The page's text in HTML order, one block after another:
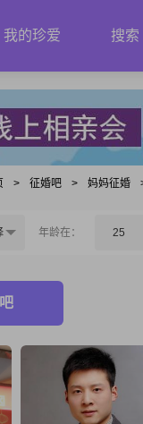
我的珍爱 搜索
> 征婚吧 > 妈妈征婚
年龄在： 25